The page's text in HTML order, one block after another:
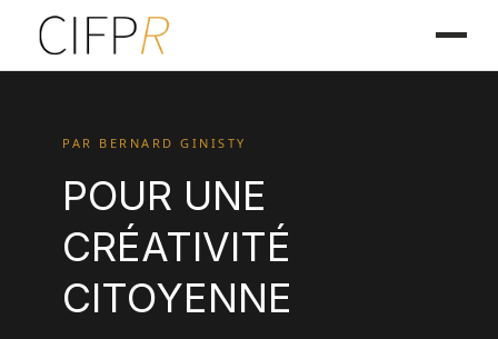
PAR BERNARD GINISTY
POUR UNE
CRÉATIVITÉ
CITOYENNE